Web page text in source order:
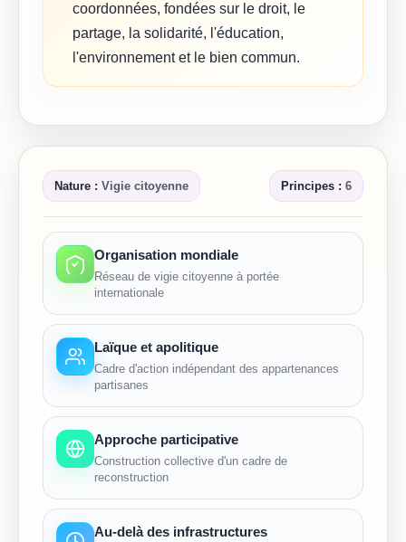
coordonnées, fondées sur le droit, le
partage, la solidarité, l'éducation,
l'environnement et le bien commun.
Nature : Vigie citoyenne Principes : 6
Organisation mondiale
Réseau de vigie citoyenne à portée
internationale
Laïque et apolitique
Cadre d'action indépendant des appartenances
partisanes
Approche participative
Construction collective d'un cadre de
reconstruction
Au-delà des infrastructures